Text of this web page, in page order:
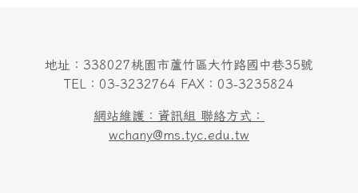
地址：338027桃園市蘆竹區大竹路國中巷35號
TEL：03-3232764 FAX：03-3235824
網站維護：資訊組 聯絡方式：
wchany@ms.tyc.edu.tw